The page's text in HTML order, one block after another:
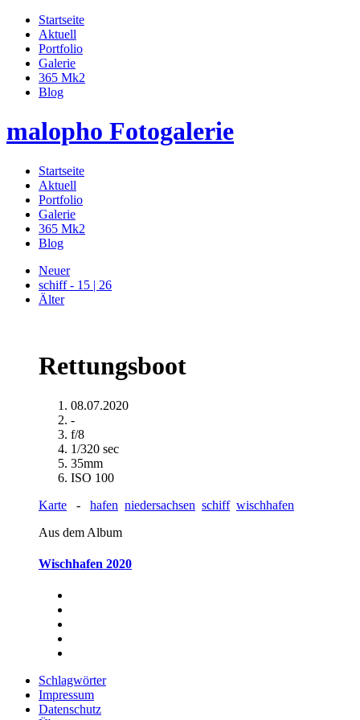
Startseite
Aktuell
Portfolio
Galerie
365 Mk2
Blog
malopho Fotogalerie
Startseite
Aktuell
Portfolio
Galerie
365 Mk2
Blog
Neuer
schiff - 15 | 26
Älter
Rettungsboot
08.07.2020
-
f/8
1/320 sec
35mm
ISO 100
Karte - hafen niedersachsen schiff wischhafen
Aus dem Album
Wischhafen 2020
Schlagwörter
Impressum
Datenschutz